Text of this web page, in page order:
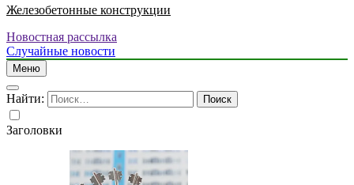
Железобетонные конструкции
Новостная рассылка
Случайные новости
Меню
Найти:
Заголовки